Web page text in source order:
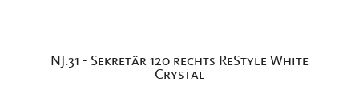
NJ.31 - Sekretär 120 rechts ReStyle White
Crystal